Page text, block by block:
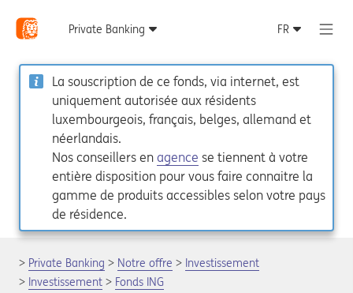
La souscription de ce fonds, via internet, est
uniquement autorisée aux résidents
luxembourgeois, français, belges, allemand et
néerlandais.
Nos conseillers en agence se tiennent à votre
entière disposition pour vous faire connaitre la
gamme de produits accessibles selon votre pays
de résidence.
Private Banking Notre offre
Investissement
Investissement
Fonds ING